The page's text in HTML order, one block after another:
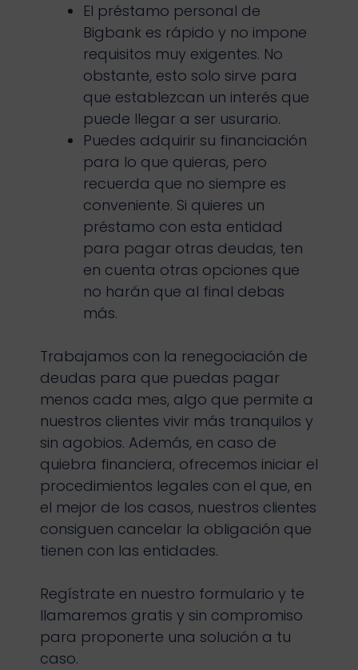
El préstamo personal de
Bigbank es rápido y no impone
requisitos muy exigentes. No
obstante, esto solo sirve para
que establezcan un interés que
puede llegar a ser usurario.
Puedes adquirir su financiación
para lo que quieras, pero
recuerda que no siempre es
conveniente. Si quieres un
préstamo con esta entidad
para pagar otras deudas, ten
en cuenta otras opciones que
no harán que al final debas
más.
Trabajamos con la renegociación de
deudas para que puedas pagar
menos cada mes, algo que permite a
nuestros clientes vivir más tranquilos y
sin agobios. Además, en caso de
quiebra financiera, ofrecemos iniciar el
procedimientos legales con el que, en
el mejor de los casos, nuestros clientes
consiguen cancelar la obligación que
tienen con las entidades.
Regístrate en nuestro formulario y te
llamaremos gratis y sin compromiso
para proponerte una solución a tu
caso.